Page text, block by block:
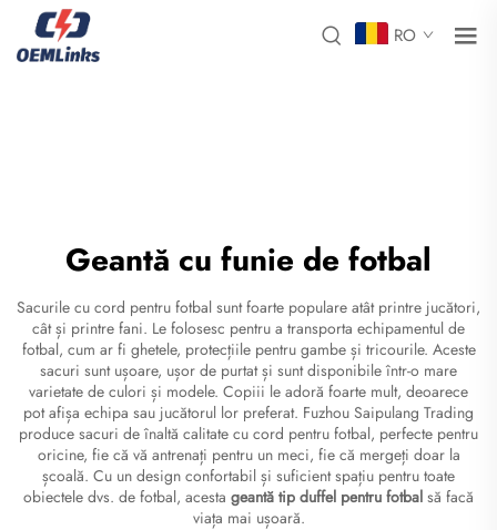
RO
Geantă cu funie de fotbal
Sacurile cu cord pentru fotbal sunt foarte populare atât printre jucători,
cât și printre fani. Le folosesc pentru a transporta echipamentul de
fotbal, cum ar fi ghetele, protecțiile pentru gambe și tricourile. Aceste
sacuri sunt ușoare, ușor de purtat și sunt disponibile într-o mare
varietate de culori și modele. Copiii le adoră foarte mult, deoarece
pot afișa echipa sau jucătorul lor preferat. Fuzhou Saipulang Trading
produce sacuri de înaltă calitate cu cord pentru fotbal, perfecte pentru
oricine, fie că vă antrenați pentru un meci, fie că mergeți doar la
școală. Cu un design confortabil și suficient spațiu pentru toate
obiectele dvs. de fotbal, acesta geantă tip duffel pentru fotbal să facă
viața mai ușoară.